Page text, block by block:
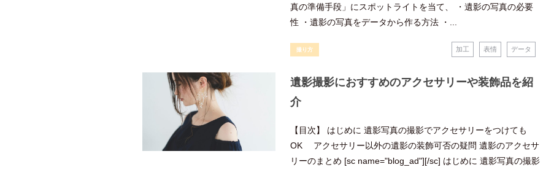
真の準備手段」にスポットライトを当て、 ・遺影の写真の必要
性 ・遺影の写真をデータから作る方法 ・...
撮り方 加工 表情 データ
遺影撮影におすすめのアクセサリーや装飾品を紹
介
【目次】 はじめに 遺影写真の撮影でアクセサリーをつけても
OK アクセサリー以外の遺影の装飾可否の疑問 遺影のアクセサ
リーのまとめ [sc name="blog_ad"][/sc] はじめに 遺影写真の撮影